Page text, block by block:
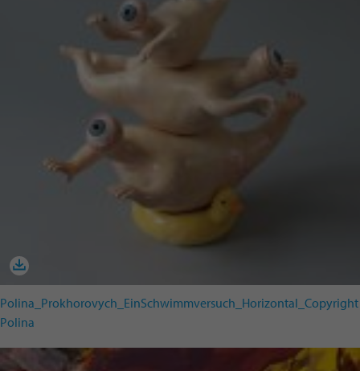
Polina_Prokhorovych_EinSchwimmversuch_Horizontal_Copyright
Polina